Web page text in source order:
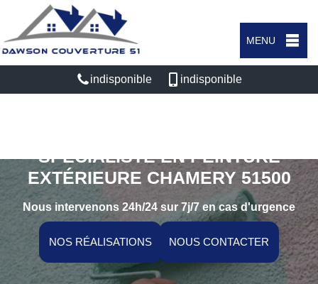
MENU
indisponible indisponible
SPÉCIALISTE EN PEINTURE
EXTÉRIEURE CHAMERY 51500
Nous intervenons 24h/24 sur 7j/7 en cas d'urgence
NOS RÉALISATIONS NOUS CONTACTER